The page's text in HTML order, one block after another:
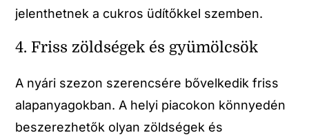
jelenthetnek a cukros üdítőkkel szemben.
4. Friss zöldségek és gyümölcsök
A nyári szezon szerencsére bővelkedik friss
alapanyagokban. A helyi piacokon könnyedén
beszerezhetők olyan zöldségek és